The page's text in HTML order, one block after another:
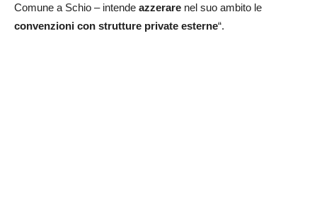
Comune a Schio – intende azzerare nel suo ambito le
convenzioni con strutture private esterne“.